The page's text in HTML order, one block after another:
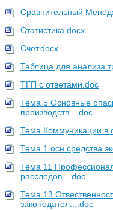
Сравнительный
Статистика.docx
Счет.docx
Таблица для анализа
ТГП с ответами.doc
Тема 5 Основные
производств....doc
Тема Коммуникации в
Тема 1 осн.средства
Тема 11
расследов....doc
Тема 13
законодател....doc